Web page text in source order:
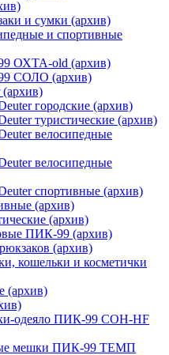
и сумки (архив)
и спортивные
ОХТА-old (архив)
СОЛО (архив)
городские (архив)
туристические (архив)
велосипедные
велосипедные
спортивные (архив)
(архив)
(архив)
ПИК-99 (архив)
(архив)
кошельки и косметички
(архив)
одеяло ПИК-99 СОН-HF
мешки ПИК-99 ТЕМП